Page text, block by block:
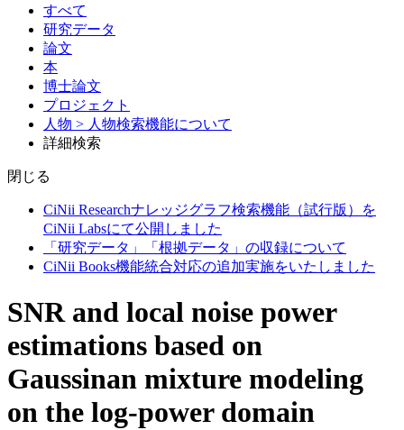
すべて
研究データ
論文
本
博士論文
プロジェクト
人物 > 人物検索機能について
詳細検索
閉じる
CiNii Researchナレッジグラフ検索機能（試行版）を
CiNii Labsにて公開しました
「研究データ」「根拠データ」の収録について
CiNii Books機能統合対応の追加実施をいたしました
SNR and local noise power
estimations based on
Gaussinan mixture modeling
on the log-power domain